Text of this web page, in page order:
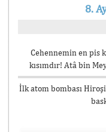
8.
Cehennemin en pis
kısımdır! Atâ bin
İlk atom bombası